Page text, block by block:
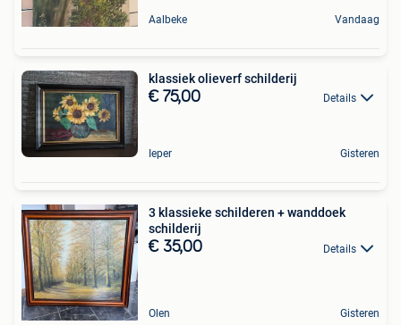
Aalbeke Vandaag
klassiek olieverf schilderij
€ 75,00 Details
Ieper Gisteren
3 klassieke schilderen + wanddoek
schilderij
€ 35,00 Details
Olen Gisteren